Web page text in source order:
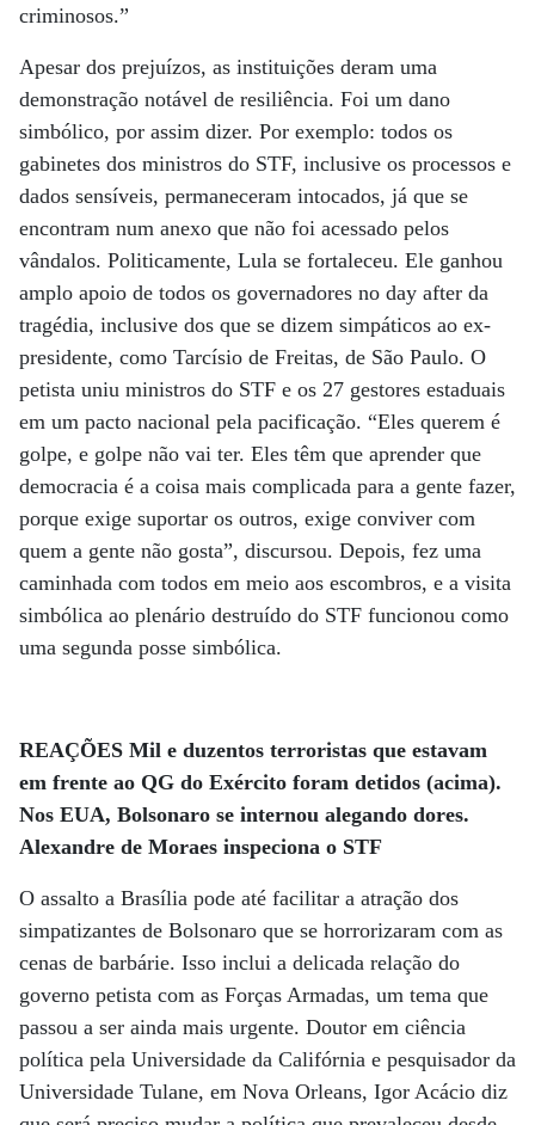
criminosos.”
Apesar dos prejuízos, as instituições deram uma
demonstração notável de resiliência. Foi um dano
simbólico, por assim dizer. Por exemplo: todos os
gabinetes dos ministros do STF, inclusive os processos e
dados sensíveis, permaneceram intocados, já que se
encontram num anexo que não foi acessado pelos
vândalos. Politicamente, Lula se fortaleceu. Ele ganhou
amplo apoio de todos os governadores no day after da
tragédia, inclusive dos que se dizem simpáticos ao ex-
presidente, como Tarcísio de Freitas, de São Paulo. O
petista uniu ministros do STF e os 27 gestores estaduais
em um pacto nacional pela pacificação. “Eles querem é
golpe, e golpe não vai ter. Eles têm que aprender que
democracia é a coisa mais complicada para a gente fazer,
porque exige suportar os outros, exige conviver com
quem a gente não gosta”, discursou. Depois, fez uma
caminhada com todos em meio aos escombros, e a visita
simbólica ao plenário destruído do STF funcionou como
uma segunda posse simbólica.
REAÇÕES Mil e duzentos terroristas que estavam
em frente ao QG do Exército foram detidos (acima).
Nos EUA, Bolsonaro se internou alegando dores.
Alexandre de Moraes inspeciona o STF
O assalto a Brasília pode até facilitar a atração dos
simpatizantes de Bolsonaro que se horrorizaram com as
cenas de barbárie. Isso inclui a delicada relação do
governo petista com as Forças Armadas, um tema que
passou a ser ainda mais urgente. Doutor em ciência
política pela Universidade da Califórnia e pesquisador da
Universidade Tulane, em Nova Orleans, Igor Acácio diz